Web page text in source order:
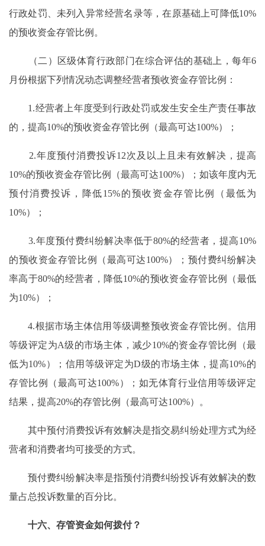
行政处罚、未列入异常经营名录等，在原基础上可降低10%
的预收资金存管比例。
（二）区级体育行政部门在综合评估的基础上，每年6
月份根据下列情况动态调整经营者预收资金存管比例：
1.经营者上年度受到行政处罚或发生安全生产责任事故
的，提高10%的预收资金存管比例（最高可达100%）；
2.年度预付消费投诉12次及以上且未有效解决，提高
10%的预收资金存管比例（最高可达100%）；如该年度内无
预付消费投诉，降低15%的预收资金存管比例（最低为
10%）；
3.年度预付费纠纷解决率低于80%的经营者，提高10%
的预收资金存管比例（最高可达100%）；预付费纠纷解决
率高于80%的经营者，降低10%的预收资金存管比例（最低
为10%）；
4.根据市场主体信用等级调整预收资金存管比例。信用
等级评定为A级的市场主体，减少10%的资金存管比例（最
低为10%）；信用等级评定为D级的市场主体，提高10%的
存管比例（最高可达100%）；如无体育行业信用等级评定
结果，提高20%的存管比例（最高可达100%）。
其中预付消费投诉有效解决是指交易纠纷处理方式为经
营者和消费者均可接受的方式。
预付费纠纷解决率是指预付消费纠纷投诉有效解决的数
量占总投诉数量的百分比。
十六、存管资金如何拨付？